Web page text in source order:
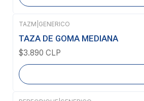
Agotado
TAZM GENERICO
TAZA DE GOMA MEDIANA
$3.890 CLP